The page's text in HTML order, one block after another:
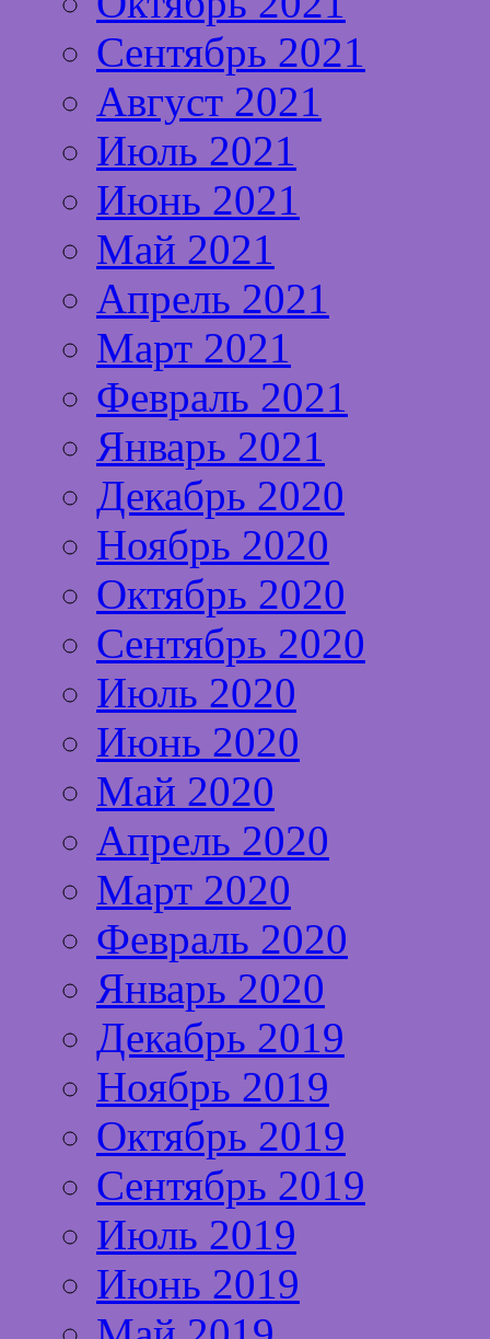
Сентябрь 2021
Август 2021
Июль 2021
Июнь 2021
Май 2021
Апрель 2021
Март 2021
Февраль 2021
Январь 2021
Декабрь 2020
Ноябрь 2020
Октябрь 2020
Сентябрь 2020
Июль 2020
Июнь 2020
Май 2020
Апрель 2020
Март 2020
Февраль 2020
Январь 2020
Декабрь 2019
Ноябрь 2019
Октябрь 2019
Сентябрь 2019
Июль 2019
Июнь 2019